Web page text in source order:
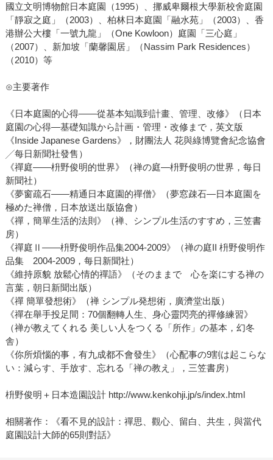
國立文明博物館日本庭園（1995）、挪威卑爾根大學新校舍庭園
「靜寂之庭」（2003）、柏林日本庭園「融水苑」（2003）、香
港辦公大樓「一號九龍」（One Kowloon）庭園「三心庭」
（2007）、新加坡「蘭馨園居」（Nassim Park Residences）
（2010）等
⊙主要著作
《日本庭園的心得――從基本知識到計畫、管理、改修》（日本
庭園の心得―基礎知識から計画・管理・改修まで，英文版
《Inside Japanese Gardens》，財團法人 花與綠博覽會紀念協會
╱每日新聞社發售）
《禪庭――枡野俊明的世界》（禅の庭―枡野俊明の世界，每日
新聞社）
《夢窗疏石――精通日本庭園的禪僧》（夢窓疎石―日本庭園を
極めた禅僧，日本放送出版協會）
《禪，簡單生活的法則》（禅、シンプル生活のすすめ，三笠書
房）
《禪庭Ⅱ――枡野俊明作品集2004-2009》（禅の庭II 枡野俊明作
品集 2004-2009，每日新聞社）
《維持原貌 放鬆心情的禪語》（そのままで 心を楽にする禅の
言葉，朝日新聞出版）
《禪 簡單發想術》（禅 シンプル発想術，廣濟堂出版）
《禪在舉手投足間：70個翻轉人生、身心靈閃亮的禪修練習》
（禅が教えてくれる 美しい人をつくる「所作」の基本，幻冬
舎）
《你所煩惱的事，有九成都不會發生》（心配事の9割は起こらな
い：減らす、手放す、忘れる「禅の教え」，三笠書房）
枡野俊明＋日本造園設計 http://www.kenkohji.jp/s/index.html
相關著作：《看不見的設計：禪思、觀心、留白、共生，與當代
庭園設計大師的65則對話》